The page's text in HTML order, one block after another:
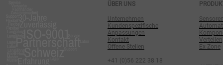
ÜBER UNS
Unternehmen
Kundenspezifische
Anpassungen
Kontakt
Offene Stellen
+41 (0)56 222 38 18
Ex Zone